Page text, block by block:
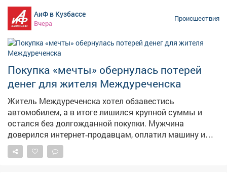
Внучка поспешила на помощь, а хозяин пса вместо
того, чтобы утихомирить животное, цинично избил
женщин, прекрасно понимая, что одна – беспомощная
старушка, а у второй повреждено колено. – А. И.
Бастрыкин поручил и.о. руководителя СУ СК России по
возбудить уголовное дело и представить доклад о
ходе и результатах его расследования, – сообщает СК.
форме жёстко избил бабушку и её внучку , а его
стаффордширский терьер загрыз насмерть таксу
пенсионерки.
АиФ в Кузбассе
Вчера
Происшествия
Покупка «мечты» обернулась потерей
денег для жителя Междуреченска
Житель Междуреченска хотел обзавестись
автомобилем, а в итоге лишился крупной суммы и
остался без долгожданной покупки. Мужчина
доверился интернет‑продавцам, оплатил машину и
дополнительные услуги - а после этого мошенники
просто исчезли. Мужчина искал автомобиль на сайтах